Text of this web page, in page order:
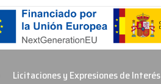
Licitaciones y Expresiones de Interés